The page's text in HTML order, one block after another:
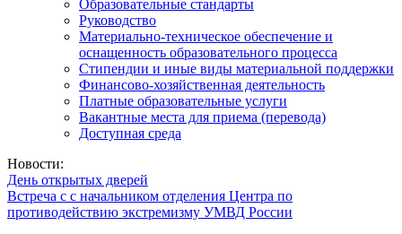
Образовательные стандарты
Руководство
Материально-техническое обеспечение и
оснащенность образовательного процесса
Стипендии и иные виды материальной поддержки
Финансово-хозяйственная деятельность
Платные образовательные услуги
Вакантные места для приема (перевода)
Доступная среда
Новости:
День открытых дверей
Встреча с с начальником отделения Центра по
противодействию экстремизму УМВД России